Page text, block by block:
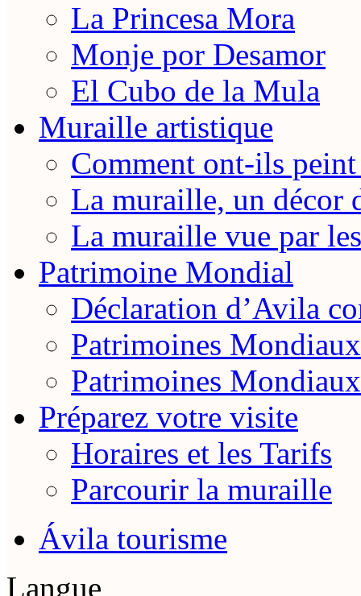
La Princesa Mora
Monje por Desamor
El Cubo de la Mula
Muraille artistique
Comment ont-ils
La muraille, un décor
La muraille vue par
Patrimoine Mondial
Déclaration d’Avila
Patrimoines
Patrimoines
Préparez votre visite
Horaires et les Tarifs
Parcourir la muraille
Ávila tourisme
Langue